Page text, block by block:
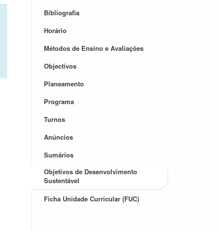
Bibliografia
Horário
Métodos de Ensino e Avaliações
Objectivos
Planeamento
Programa
Turnos
Anúncios
Sumários
Objetivos de Desenvolvimento
Sustentável
Ficha Unidade Curricular (FUC)